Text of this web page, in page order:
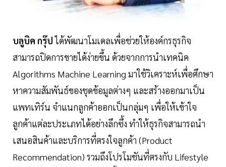
บลูบิค กรุ๊ปได้พัฒนาโมเดลเพื่อช่วยให้องค์กรธุรกิจ
สามารถปิดการขายได้ง่ายขึ้น ด้วยจากการนำเทคนิค
Algorithms Machine Learning มาใช้วิเคราะห์เพื่อศึกษา
หาความสัมพันธ์ของชุดข้อมูลต่างๆ และสร้างออกมาเป็น
แพทเทิร์น จำแนกลูกค้าออกเป็นกลุ่มๆ เพื่อให้เข้าใจ
ลูกค้าแต่ละประเภทได้อย่างลึกซึ้ง ทำให้ธุรกิจสามารถนำ
เสนอสินค้าและบริการที่ตรงใจลูกค้า (Product
Recommendation) รวมถึงโปรโมชันที่ตรงกับ Lifestyle